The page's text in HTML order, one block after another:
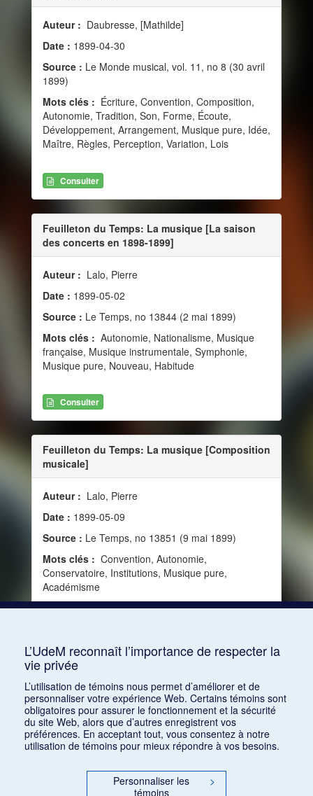
Auteur : Daubresse, [Mathilde]
Date : 1899-04-30
Source : Le Monde musical, vol. 11, no 8 (30 avril
1899)
Mots clés : Écriture, Convention, Composition,
Autonomie, Tradition, Son, Forme, Écoute,
Développement, Arrangement, Musique pure, Idée,
Maître, Règles, Perception, Variation, Lois
Consulter
Feuilleton du Temps: La musique [La saison
des concerts en 1898-1899]
Auteur : Lalo, Pierre
Date : 1899-05-02
Source : Le Temps, no 13844 (2 mai 1899)
Mots clés : Autonomie, Nationalisme, Musique
française, Musique instrumentale, Symphonie,
Musique pure, Nouveau, Habitude
Consulter
Feuilleton du Temps: La musique [Composition
musicale]
Auteur : Lalo, Pierre
Date : 1899-05-09
Source : Le Temps, no 13851 (9 mai 1899)
Mots clés : Convention, Autonomie,
Conservatoire, Institutions, Musique pure,
Académisme
1 2 3 4 5 … 30
L’UdeM reconnaît l’importance de respecter la
vie privée
L’utilisation de témoins nous permet d’améliorer et de
personnaliser votre expérience Web. Certains témoins sont
obligatoires pour assurer le fonctionnement et la sécurité
du site Web, alors que d’autres enregistrent vos
préférences. En acceptant tout, vous consentez à notre
utilisation de témoins pour mieux répondre à vos besoins.
Personnaliser les
témoins
>